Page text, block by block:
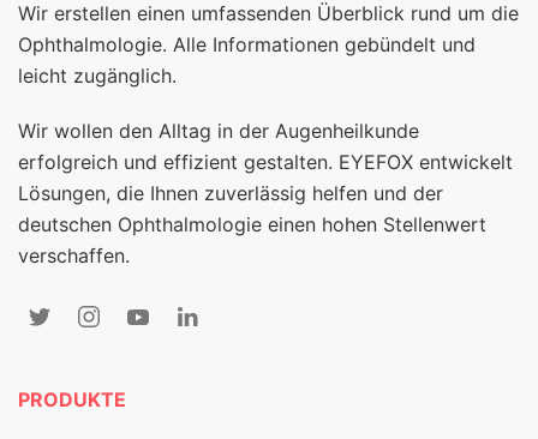
Wir erstellen einen umfassenden Überblick rund um die
Ophthalmologie. Alle Informationen gebündelt und
leicht zugänglich.
Wir wollen den Alltag in der Augenheilkunde
erfolgreich und effizient gestalten. EYEFOX entwickelt
Lösungen, die Ihnen zuverlässig helfen und der
deutschen Ophthalmologie einen hohen Stellenwert
verschaffen.
PRODUKTE